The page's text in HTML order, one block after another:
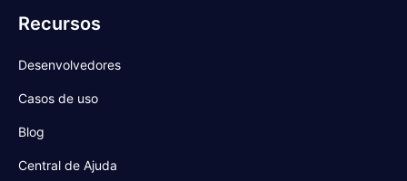
Recursos
Desenvolvedores
Casos de uso
Blog
Central de Ajuda